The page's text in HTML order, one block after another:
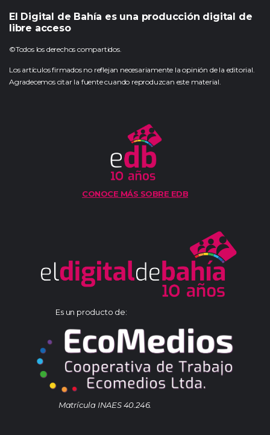
El Digital de Bahía es una producción digital de
libre acceso
©Todos los derechos compartidos.
Los artículos firmados no reflejan necesariamente la opinión de la editorial.
Agradecemos citar la fuente cuando reproduzcan este material.
CONOCE MÁS SOBRE EDB
Es un producto de:
Matrícula INAES 40.246.